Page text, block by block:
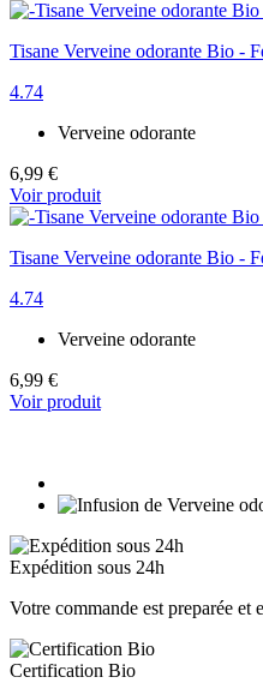
Tisane Verveine odorante Bio -
4.74
Verveine odorante
6,99 €
Voir produit
Tisane Verveine odorante Bio -
4.74
Verveine odorante
6,99 €
Voir produit
Expédition sous 24h
Votre commande est preparée et
Certification Bio